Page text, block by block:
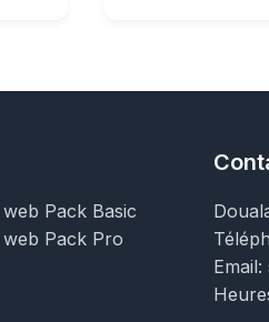
Pack Basic
Pack Pro